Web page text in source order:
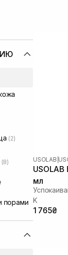
(2)
(8)
порами
USOLAB
мл
K
1 765₴